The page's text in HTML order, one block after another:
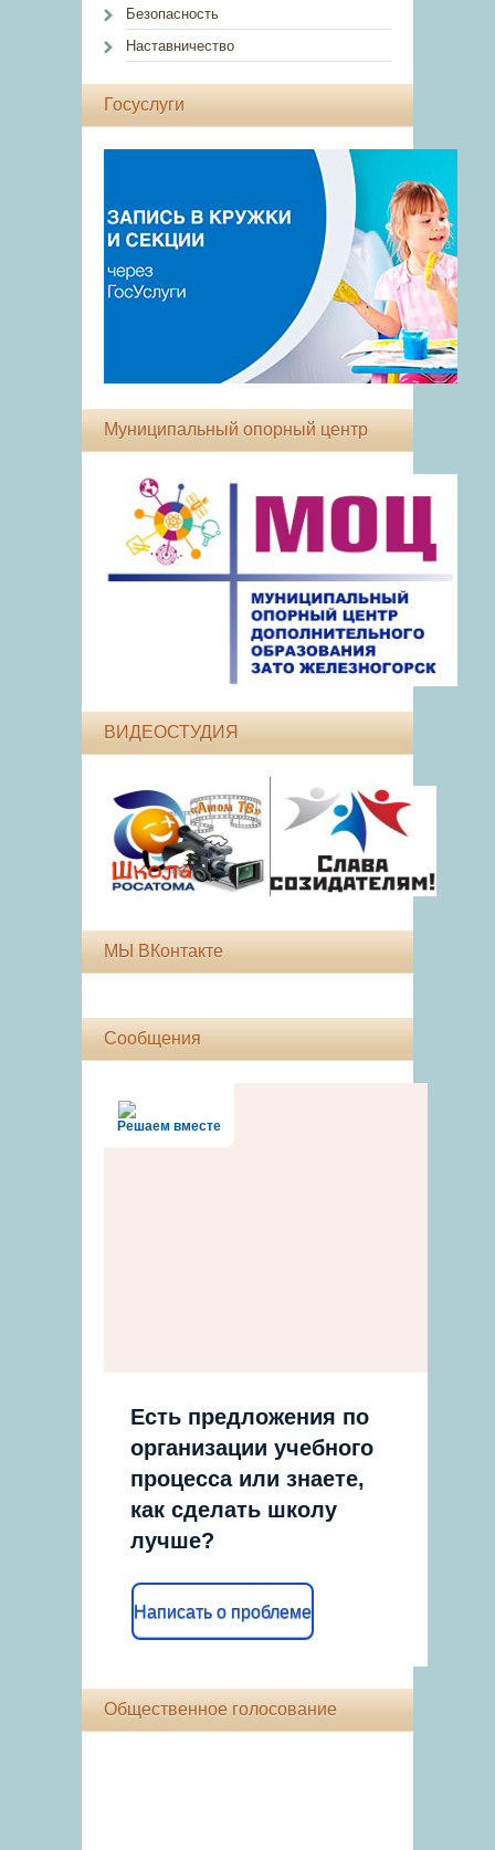
Безопасность
Наставничество
Госуслуги
Муниципальный опорный центр
ВИДЕОСТУДИЯ
МЫ ВКонтакте
Сообщения
Решаем вместе
Есть предложения по
организации учебного
процесса или знаете,
как сделать школу
лучше?
Написать о проблеме
Общественное голосование